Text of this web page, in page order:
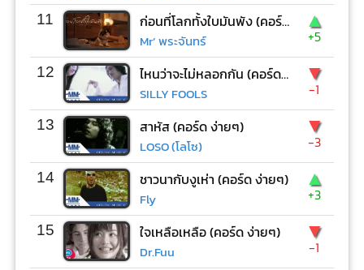
11 ก่อนที่โลกทั้งใบมันพัง (คอร์ด ง่ายๆ)
Mr’ พระจันทร์
▲
+5
12 ไหนว่าจะไม่หลอกกัน (คอร์ด ง่ายๆ)
SILLY FOOLS
▼
-1
13 สาหัส (คอร์ด ง่ายๆ)
LOSO (โลโซ)
▼
-3
14 ชาวนากับงูเห่า (คอร์ด ง่ายๆ)
Fly
▲
+3
15 ใจเหลือเหลือ (คอร์ด ง่ายๆ)
Dr.Fuu
▼
-1